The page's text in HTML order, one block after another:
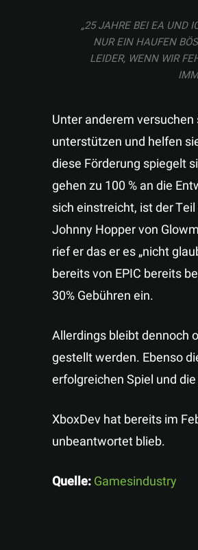
„25 JAHRE BEI EA UND
NUR EIN HAUFEN
LEIDER, WENN WIR
Unter anderem
unterstützen und helfen
diese Förderung spiegelt
gehen zu 100 % an die
sich einstreicht, ist der
Johnny Hopper von
rief er das er es „nicht
bereits von EPIC bereits
30% Gebühren ein.
Allerdings bleibt dennoch
gestellt werden. Ebenso
erfolgreichen Spiel und
XboxDev hat bereits im
unbeantwortet blieb.
Quelle:Gamesindustry